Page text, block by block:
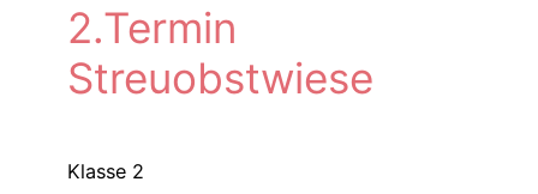
2.Termin
Streuobstwiese
Klasse 2